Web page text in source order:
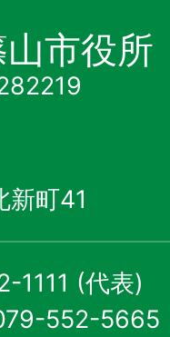
市役所
新町41
1111 (代表)
552-5665